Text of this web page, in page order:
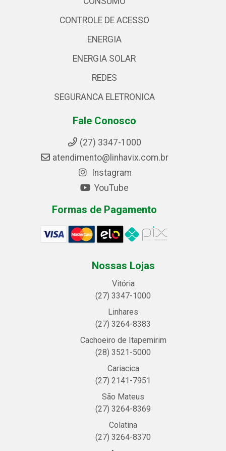
CONTROLE DE ACESSO
ENERGIA
ENERGIA SOLAR
REDES
SEGURANCA ELETRONICA
Fale Conosco
(27) 3347-1000
atendimento@linhavix.com.br
Instagram
YouTube
Formas de Pagamento
Nossas Lojas
Vitória
(27) 3347-1000
Linhares
(27) 3264-8383
Cachoeiro de Itapemirim
(28) 3521-5000
Cariacica
(27) 2141-7951
São Mateus
(27) 3264-8369
Colatina
(27) 3264-8370